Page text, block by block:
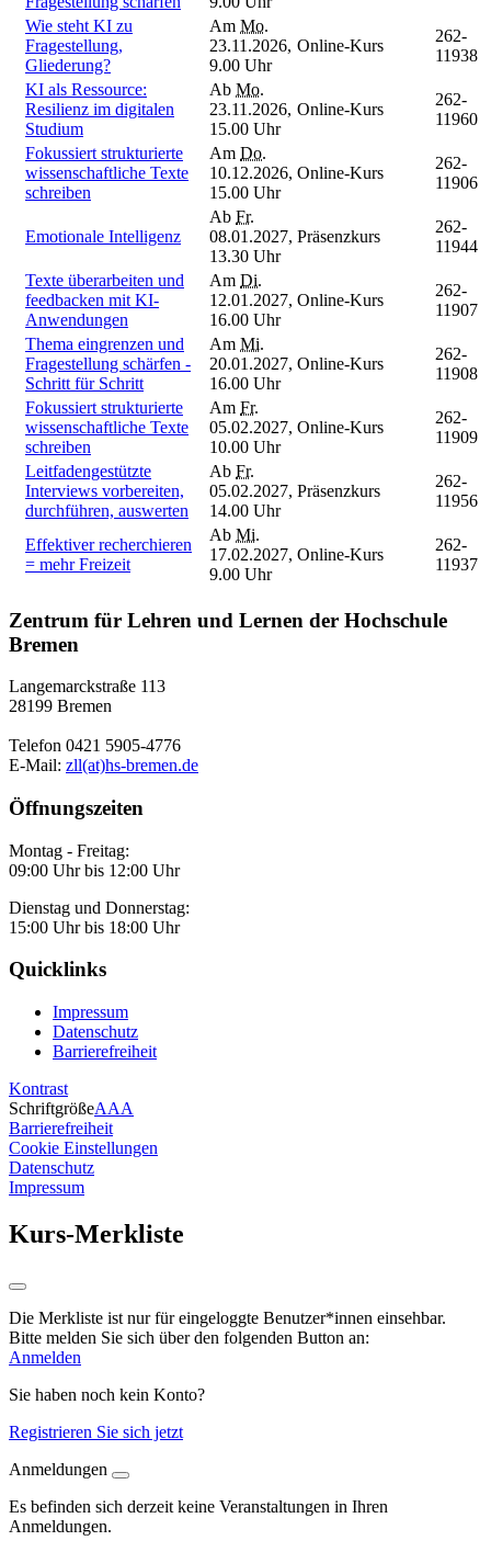
Wie steht KI zu
Fragestellung,
Gliederung?
Am Mo.
23.11.2026,
9.00 Uhr
Online-Kurs
262-
11938
KI als Ressource:
Resilienz im digitalen
Studium
Ab Mo.
23.11.2026,
15.00 Uhr
Online-Kurs
262-
11960
Fokussiert strukturierte
wissenschaftliche Texte
schreiben
Am Do.
10.12.2026,
15.00 Uhr
Online-Kurs
262-
11906
Emotionale Intelligenz
Ab Fr.
08.01.2027,
13.30 Uhr
Präsenzkurs
262-
11944
Texte überarbeiten und
feedbacken mit KI-
Anwendungen
Am Di.
12.01.2027,
16.00 Uhr
Online-Kurs
262-
11907
Thema eingrenzen und
Fragestellung schärfen -
Schritt für Schritt
Am Mi.
20.01.2027,
16.00 Uhr
Online-Kurs
262-
11908
Fokussiert strukturierte
wissenschaftliche Texte
schreiben
Am Fr.
05.02.2027,
10.00 Uhr
Online-Kurs
262-
11909
Leitfadengestützte
Interviews vorbereiten,
durchführen, auswerten
Ab Fr.
05.02.2027,
14.00 Uhr
Präsenzkurs
262-
11956
Effektiver recherchieren
= mehr Freizeit
Ab Mi.
17.02.2027,
9.00 Uhr
Online-Kurs
262-
11937
Zentrum für Lehren und Lernen der Hochschule
Bremen
Langemarckstraße 113
28199 Bremen
Telefon 0421 5905-4776
E-Mail: zll(at)hs-bremen.de
Öffnungszeiten
Montag - Freitag:
09:00 Uhr bis 12:00 Uhr
Dienstag und Donnerstag:
15:00 Uhr bis 18:00 Uhr
Quicklinks
Impressum
Datenschutz
Barrierefreiheit
Kontrast
SchriftgrößeAAA
Barrierefreiheit
Cookie Einstellungen
Datenschutz
Impressum
Kurs-Merkliste
Die Merkliste ist nur für eingeloggte Benutzer*innen einsehbar.
Bitte melden Sie sich über den folgenden Button an:
Anmelden
Sie haben noch kein Konto?
Registrieren Sie sich jetzt
Anmeldungen
Es befinden sich derzeit keine Veranstaltungen in Ihren
Anmeldungen.